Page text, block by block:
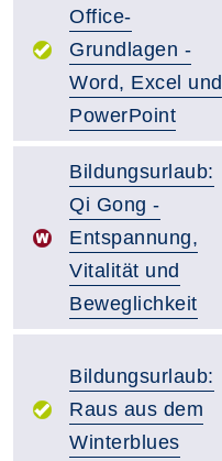
Office-
Grundlagen -
Word, Excel und
PowerPoint
Bildungsurlaub:
Qi Gong -
Entspannung,
Vitalität und
Beweglichkeit
Bildungsurlaub:
Raus aus dem
Winterblues